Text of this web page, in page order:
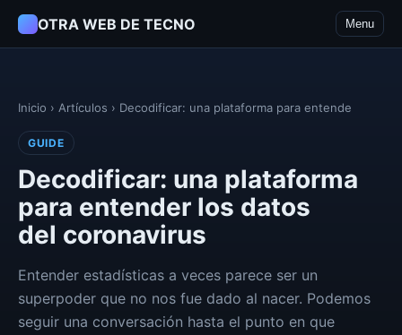
OTRA WEB DE TECNO Menu
Inicio › Artículos › Decodificar: una plataforma para entende
GUIDE
Decodificar: una plataforma
para entender los datos
del coronavirus
Entender estadísticas a veces parece ser un
superpoder que no nos fue dado al nacer. Podemos
seguir una conversación hasta el punto en que